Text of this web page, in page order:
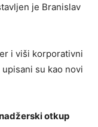
je Branislav
i viši korporativni
su kao novi
otkup